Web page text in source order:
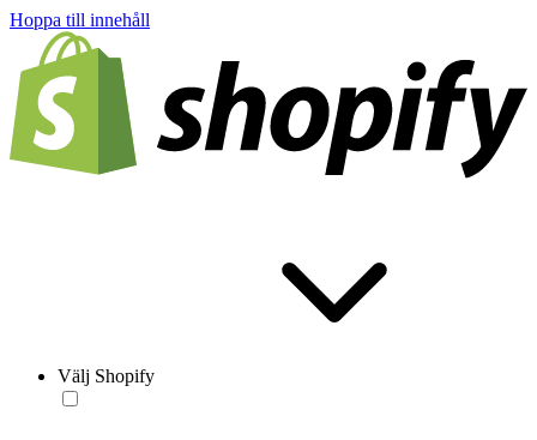
Hoppa till innehåll
Välj Shopify